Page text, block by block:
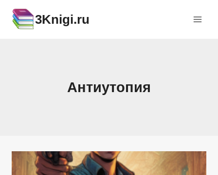
содержимому
3Knigi.ru
Антиутопия